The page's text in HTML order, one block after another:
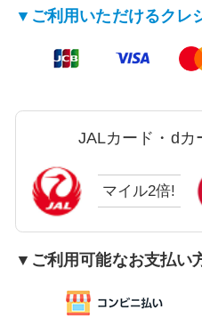
▼ご利用いただけるクレ
JALカード・dカ
マイル2倍!
▼ご利用可能なお支払い